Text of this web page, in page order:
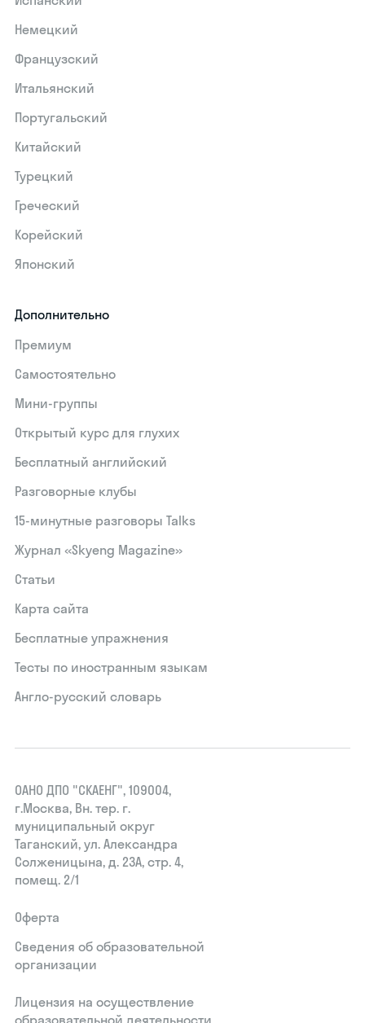
Немецкий
Французский
Итальянский
Португальский
Китайский
Турецкий
Греческий
Корейский
Японский
Дополнительно
Премиум
Самостоятельно
Мини-группы
Открытый курс для глухих
Бесплатный английский
Разговорные клубы
15‑минутные разговоры Talks
Журнал «Skyeng Magazine»
Статьи
Карта сайта
Бесплатные упражнения
Тесты по иностранным языкам
Англо-русский словарь
ОАНО ДПО "СКАЕНГ", 109004,
г.Москва, Вн. тер. г.
муниципальный округ
Таганский, ул. Александра
Солженицына, д. 23А, стр. 4,
помещ. 2/1
Оферта
Сведения об образовательной
организации
Лицензия на осуществление